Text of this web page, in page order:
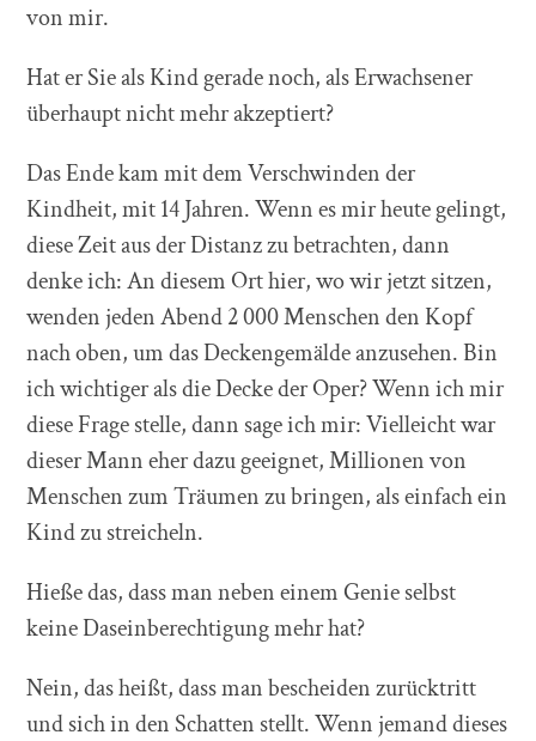
von mir.
Hat er Sie als Kind gerade noch, als Erwachsener
überhaupt nicht mehr akzeptiert?
Das Ende kam mit dem Verschwinden der
Kindheit, mit 14 Jahren. Wenn es mir heute gelingt,
diese Zeit aus der Distanz zu betrachten, dann
denke ich: An diesem Ort hier, wo wir jetzt sitzen,
wenden jeden Abend 2 000 Menschen den Kopf
nach oben, um das Deckengemälde anzusehen. Bin
ich wichtiger als die Decke der Oper? Wenn ich mir
diese Frage stelle, dann sage ich mir: Vielleicht war
dieser Mann eher dazu geeignet, Millionen von
Menschen zum Träumen zu bringen, als einfach ein
Kind zu streicheln.
Hieße das, dass man neben einem Genie selbst
keine Daseinberechtigung mehr hat?
Nein, das heißt, dass man bescheiden zurücktritt
und sich in den Schatten stellt. Wenn jemand dieses